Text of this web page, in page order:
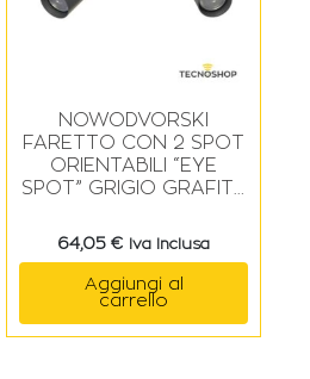
NOWODVORSKI
FARETTO CON 2 SPOT
ORIENTABILI “EYE
SPOT” GRIGIO GRAFITE
64,05 € Iva Inclusa
Aggiungi al
carrello